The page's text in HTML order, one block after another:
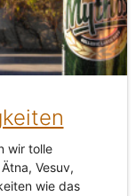
wir tolle
Vesuv,
wie das